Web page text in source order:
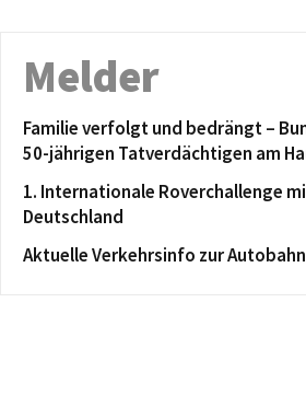
Melder
Familie verfolgt und bedrängt –
50-jährigen Tatverdächtigen am
1. Internationale Roverchallenge
Deutschland
Aktuelle Verkehrsinfo zur